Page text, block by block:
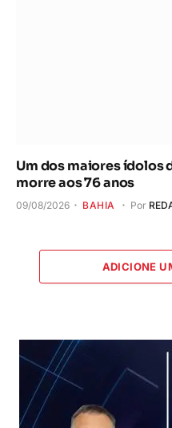
Um dos maiores ídolos
morre aos 76 anos
09/08/2026 BAHIA Por
ADICIONE